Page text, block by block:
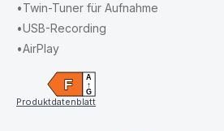
•Twin-Tuner für Aufnahme
•USB-Recording
•AirPlay
A
↑
G
F
Produktdatenblatt